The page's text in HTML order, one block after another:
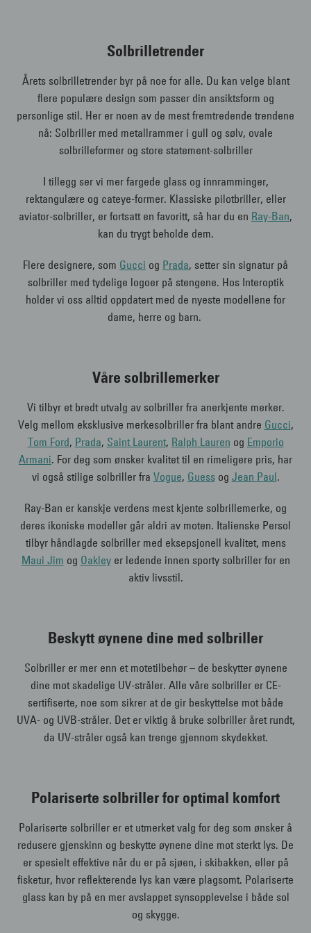
Solbrilletrender
Årets solbrilletrender byr på noe for alle. Du kan velge blant
flere populære design som passer din ansiktsform og
personlige stil. Her er noen av de mest fremtredende trendene
nå: Solbriller med metallrammer i gull og sølv, ovale
solbrilleformer og store statement-solbriller
I tillegg ser vi mer fargede glass og innramminger,
rektangulære og cateye-former. Klassiske pilotbriller, eller
aviator-solbriller, er fortsatt en favoritt, så har du en Ray-Ban,
kan du trygt beholde dem.
Flere designere, som Gucci og Prada, setter sin signatur på
solbriller med tydelige logoer på stengene. Hos Interoptik
holder vi oss alltid oppdatert med de nyeste modellene for
dame, herre og barn.
Våre solbrillemerker
Vi tilbyr et bredt utvalg av solbriller fra anerkjente merker.
Velg mellom eksklusive merkesolbriller fra blant andre Gucci,
Tom Ford, Prada, Saint Laurent, Ralph Lauren og Emporio
Armani. For deg som ønsker kvalitet til en rimeligere pris, har
vi også stilige solbriller fra Vogue, Guessog Jean Paul.
Ray-Ban er kanskje verdens mest kjente solbrillemerke, og
deres ikoniske modeller går aldri av moten. Italienske Persol
tilbyr håndlagde solbriller med eksepsjonell kvalitet, mens
Maui Jim og Oakleyer ledende innen sporty solbriller for en
aktiv livsstil.
Beskytt øynene dine med solbriller
Solbriller er mer enn et motetilbehør – de beskytter øynene
dine mot skadelige UV-stråler. Alle våre solbriller er CE-
sertifiserte, noe som sikrer at de gir beskyttelse mot både
UVA- og UVB-stråler. Det er viktig å bruke solbriller året rundt,
da UV-stråler også kan trenge gjennom skydekket.
Polariserte solbriller for optimal komfort
Polariserte solbriller er et utmerket valg for deg som ønsker å
redusere gjenskinn og beskytte øynene dine mot sterkt lys. De
er spesielt effektive når du er på sjøen, i skibakken, eller på
fisketur, hvor reflekterende lys kan være plagsomt. Polariserte
glass kan by på en mer avslappet synsopplevelse i både sol
og skygge.